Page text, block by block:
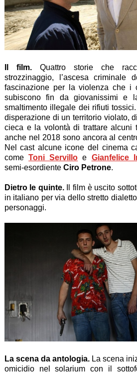
Il film. Quattro storie che
strozzinaggio, l’ascesa criminale
fascinazione per la violenza che i
subiscono fin da giovanissimi e
smaltimento illegale dei rifiuti
disperazione di un territorio violato,
cieca e la volontà di trattare alcuni
anche nel 2018 sono ancora al
Nel cast alcune icone del cinema
comeToni Servillo e Gianfelice
semi-esordiente Ciro Petrone.
Dietro le quinte.
Il film è uscito
in italiano per via dello stretto
personaggi.
La scena da antologia.La scena
omicidio nel solarium con il